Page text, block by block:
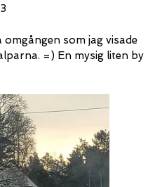
som jag visade
=) En mysig liten by